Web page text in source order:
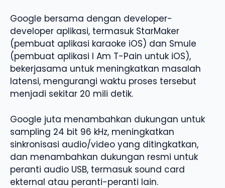
Google bersama dengan developer-
developer aplikasi, termasuk StarMaker
(pembuat aplikasi karaoke iOS) dan Smule
(pembuat aplikasi I Am T-Pain untuk iOS),
bekerjasama untuk meningkatkan masalah
latensi, mengurangi waktu proses tersebut
menjadi sekitar 20 mili detik.
Google juta menambahkan dukungan untuk
sampling 24 bit 96 kHz, meningkatkan
sinkronisasi audio/video yang ditingkatkan,
dan menambahkan dukungan resmi untuk
peranti audio USB, termasuk sound card
ekternal atau peranti-peranti lain.